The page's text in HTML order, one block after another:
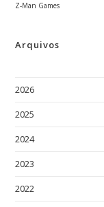
Z-Man Games
Arquivos
2026
2025
2024
2023
2022